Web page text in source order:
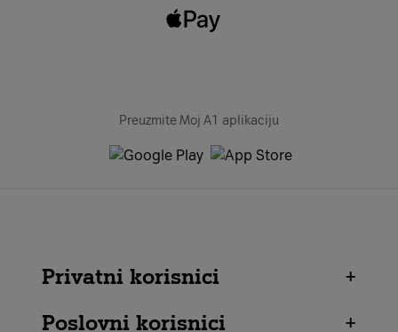
Preuzmite Moj A1 aplikaciju
Privatni korisnici
+
Poslovni korisnici
+